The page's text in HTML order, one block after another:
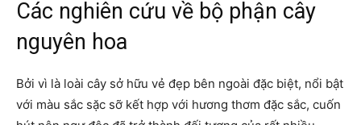
Các nghiên cứu về bộ phận cây
nguyên hoa
Bởi vì là loài cây sở hữu vẻ đẹp bên ngoài đặc biệt, nổi bật
với màu sắc sặc sỡ kết hợp với hương thơm đặc sắc, cuốn